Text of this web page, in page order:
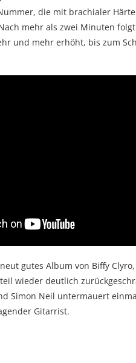
die mit brachialer
mehr als zwei Minuten
und mehr erhöht, bis zum
gutes Album von Biffy
wieder deutlich
Simon Neil untermauert
Gitarrist.